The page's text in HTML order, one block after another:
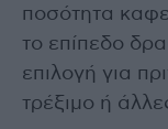
ποσότητα
το επίπεδο
επιλογή για
τρέξιμο ή